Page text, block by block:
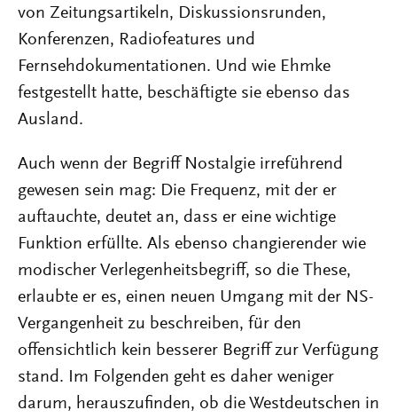
von Zeitungsartikeln, Diskussionsrunden,
Konferenzen, Radiofeatures und
Fernsehdokumentationen. Und wie Ehmke
festgestellt hatte, beschäftigte sie ebenso das
Ausland.
Auch wenn der Begriff Nostalgie irreführend
gewesen sein mag: Die Frequenz, mit der er
auftauchte, deutet an, dass er eine wichtige
Funktion erfüllte. Als ebenso changierender wie
modischer Verlegenheitsbegriff, so die These,
erlaubte er es, einen neuen Umgang mit der NS-
Vergangenheit zu beschreiben, für den
offensichtlich kein besserer Begriff zur Verfügung
stand. Im Folgenden geht es daher weniger
darum, herauszufinden, ob die Westdeutschen in